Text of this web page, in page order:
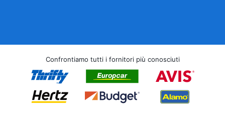
Confrontiamo tutti i fornitori più conosciuti